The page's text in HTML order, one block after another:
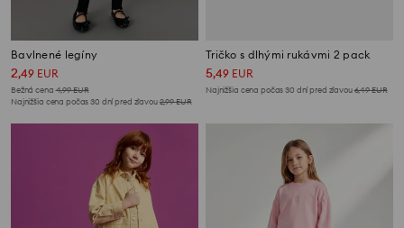
Bavlnené legíny
2,49 EUR
Bežná cena 4,99EUR
Najnižšia cena počas 30 dní pred zľavou2,99EUR
Tričko s dlhými rukávmi 2 pack
5,49 EUR
Najnižšia cena počas 30 dní pred zľavou6,49EUR